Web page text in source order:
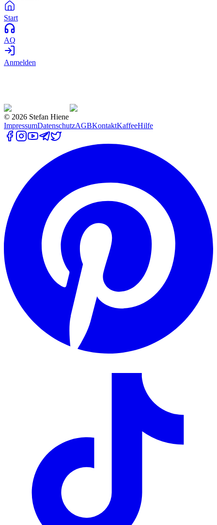
Start
AQ
Anmelden
© 2026 Stefan Hiene
ImpressumDatenschutzAGBKontaktKaffeeHilfe